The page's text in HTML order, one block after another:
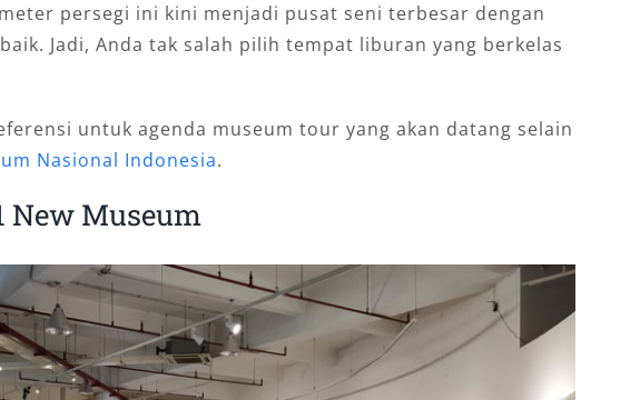
persegi ini kini menjadi pusat seni terbesar dengan
Jadi, Anda tak salah pilih tempat liburan yang berkelas
untuk agenda museum tour yang akan datang selain
Nasional Indonesia.
New Museum